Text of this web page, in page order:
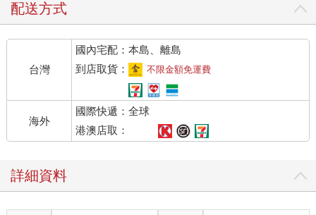
配送方式
台灣
國內宅配：本島、離島
到店取貨：
不限金額免運費
海外
國際快遞：全球
港澳店取：
詳細資料